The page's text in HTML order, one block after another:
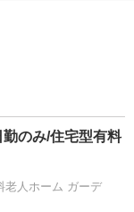
勤のみ/住宅型有料
老人ホーム ガーデ